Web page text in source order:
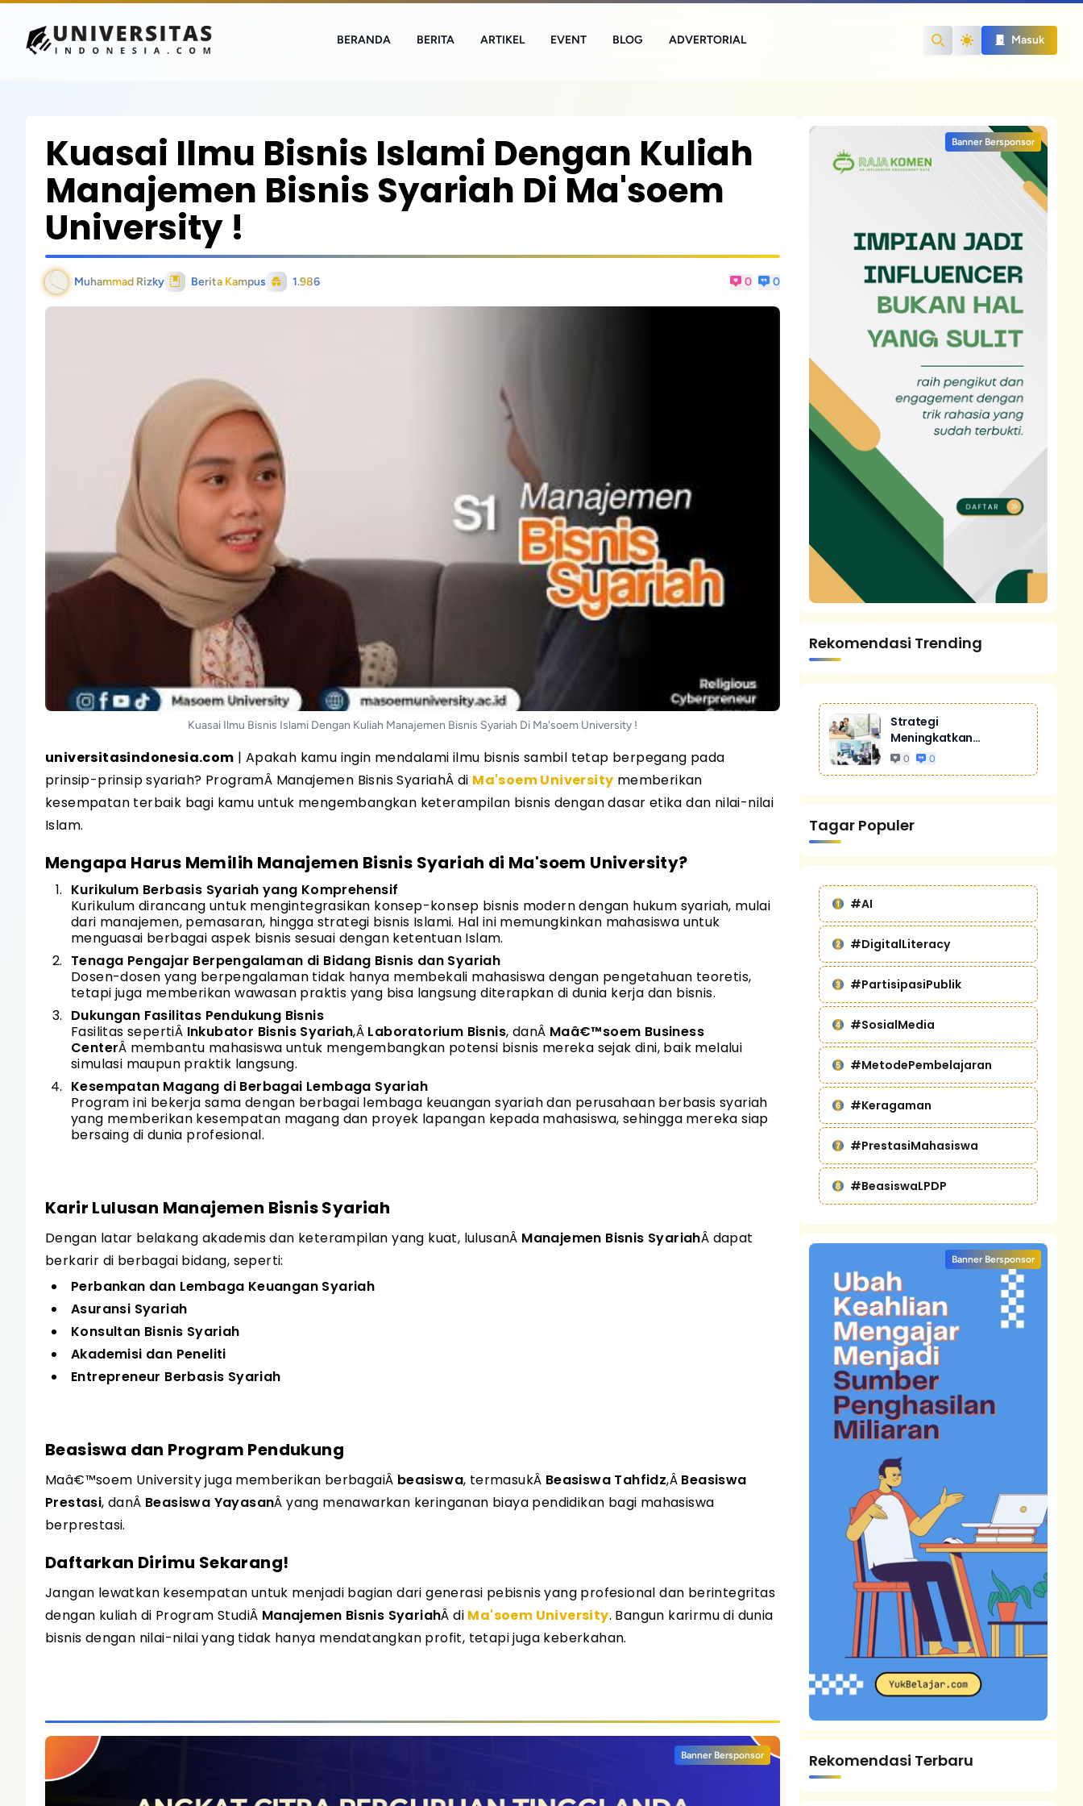
Search
Masuk
BERANDA BERITA ARTIKEL EVENT BLOG ADVERTORIAL
Kuasai Ilmu Bisnis Islami Dengan Kuliah
Manajemen Bisnis Syariah Di Ma'soem
University !
Muhammad Rizky Berita Kampus 1.986 0 0
Kuasai Ilmu Bisnis Islami Dengan Kuliah Manajemen Bisnis Syariah Di Ma'soem University !
universitasindonesia.com | Apakah kamu ingin mendalami ilmu bisnis sambil tetap berpegang pada
prinsip-prinsip syariah? ProgramÂ Manajemen Bisnis SyariahÂdi Ma'soem University memberikan
kesempatan terbaik bagi kamu untuk mengembangkan keterampilan bisnis dengan dasar etika dan nilai-nilai
Islam.
Mengapa Harus Memilih Manajemen Bisnis Syariah di Ma'soem University?
Kurikulum Berbasis Syariah yang Komprehensif
Kurikulum dirancang untuk mengintegrasikan konsep-konsep bisnis modern dengan hukum syariah, mulai
dari manajemen, pemasaran, hingga strategi bisnis Islami. Hal ini memungkinkan mahasiswa untuk
menguasai berbagai aspek bisnis sesuai dengan ketentuan Islam.
Tenaga Pengajar Berpengalaman di Bidang Bisnis dan Syariah
Dosen-dosen yang berpengalaman tidak hanya membekali mahasiswa dengan pengetahuan teoretis,
tetapi juga memberikan wawasan praktis yang bisa langsung diterapkan di dunia kerja dan bisnis.
Dukungan Fasilitas Pendukung Bisnis
Fasilitas sepertiÂ Inkubator Bisnis Syariah,Â Laboratorium Bisnis, danÂ Maâ€™soem Business
CenterÂ membantu mahasiswa untuk mengembangkan potensi bisnis mereka sejak dini, baik melalui
simulasi maupun praktik langsung.
Kesempatan Magang di Berbagai Lembaga Syariah
Program ini bekerja sama dengan berbagai lembaga keuangan syariah dan perusahaan berbasis syariah
yang memberikan kesempatan magang dan proyek lapangan kepada mahasiswa, sehingga mereka siap
bersaing di dunia profesional.
Karir Lulusan Manajemen Bisnis Syariah
Dengan latar belakang akademis dan keterampilan yang kuat, lulusanÂ Manajemen Bisnis SyariahÂ dapat
berkarir di berbagai bidang, seperti:
Perbankan dan Lembaga Keuangan Syariah
Asuransi Syariah
Konsultan Bisnis Syariah
Akademisi dan Peneliti
Entrepreneur Berbasis Syariah
Beasiswa dan Program Pendukung
Maâ€™soem University juga memberikan berbagaiÂ beasiswa, termasukÂ Beasiswa Tahfidz,Â Beasiswa
Prestasi, danÂ Beasiswa YayasanÂyang menawarkan keringanan biaya pendidikan bagi mahasiswa
berprestasi.
Daftarkan Dirimu Sekarang!
Jangan lewatkan kesempatan untuk menjadi bagian dari generasi pebisnis yang profesional dan berintegritas
dengan kuliah di Program StudiÂ Manajemen Bisnis SyariahÂdi Ma'soem University. Bangun karirmu di dunia
bisnis dengan nilai-nilai yang tidak hanya mendatangkan profit, tetapi juga keberkahan.
Banner Bersponsor
Banner Bersponsor
Rekomendasi Trending
Strategi
Meningkatkan
Penjualan Melalui
0 0
Tagar Populer
#AI
#DigitalLiteracy
#PartisipasiPublik
#SosialMedia
#MetodePembelajaran
#Keragaman
#PrestasiMahasiswa
#BeasiswaLPDP
Banner Bersponsor
Rekomendasi Terbaru